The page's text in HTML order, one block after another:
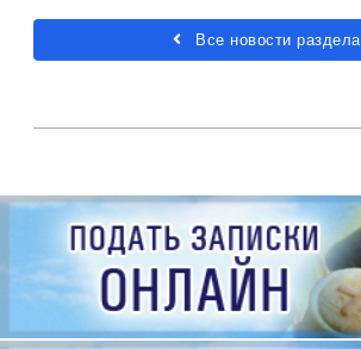
Все новости раздела